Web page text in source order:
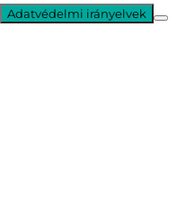
Adatvédelmi irányelvek